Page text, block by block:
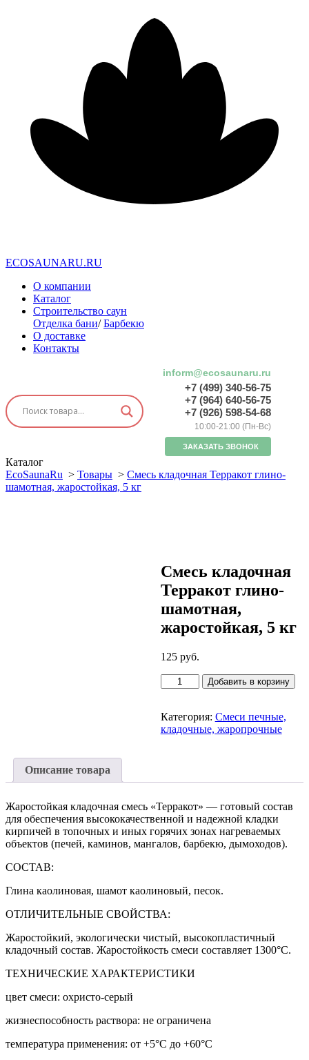
ECOSAUNARU.RU
О компании
Каталог
Строительство саун
Отделка бани/Барбекю
О доставке
Контакты
inform@ecosaunaru.ru
+7 (499) 340-56-75
+7 (964) 640-56-75
+7 (926) 598-54-68
10:00-21:00 (Пн-Вс)
ЗАКАЗАТЬ ЗВОНОК
Каталог
EcoSaunaRu > Товары > Смесь кладочная Терракот глино-
шамотная, жаростойкая, 5 кг
Смесь кладочная
Терракот глино-
шамотная,
жаростойкая, 5 кг
125руб.
Количество
товара
кладочная
Терракот
Добавить в корзину
Категория: Смеси печные,
кладочные, жаропрочные
Описание товара
Жаростойкая кладочная смесь «Терракот» — готовый состав
для обеспечения высококачественной и надежной кладки
кирпичей в топочных и иных горячих зонах нагреваемых
объектов (печей, каминов, мангалов, барбекю, дымоходов).
СОСТАВ:
Глина каолиновая, шамот каолиновый, песок.
ОТЛИЧИТЕЛЬНЫЕ СВОЙСТВА:
Жаростойкий, экологически чистый, высокопластичный
кладочный состав. Жаростойкость смеси составляет 1300°С.
ТЕХНИЧЕСКИЕ ХАРАКТЕРИСТИКИ
цвет смеси: охристо-серый
жизнеспособность раствора: не ограничена
температура применения: от +5°С до +60°С